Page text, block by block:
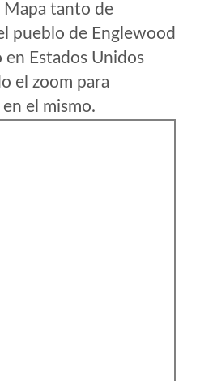
Mapa tanto de
pueblo de Englewood
Estados Unidos
el zoom para
el mismo.